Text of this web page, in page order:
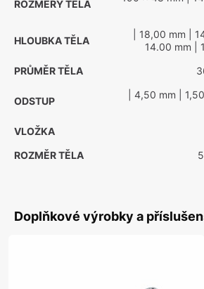
ROZMĚRY TĚLA
HLOUBKA TĚLA
| 18,00 mm |
14.00 mm |
PRŮMĚR TĚLA
ODSTUP
| 4,50 mm |
VLOŽKA
ROZMĚR TĚLA
Doplňkové výrobky a